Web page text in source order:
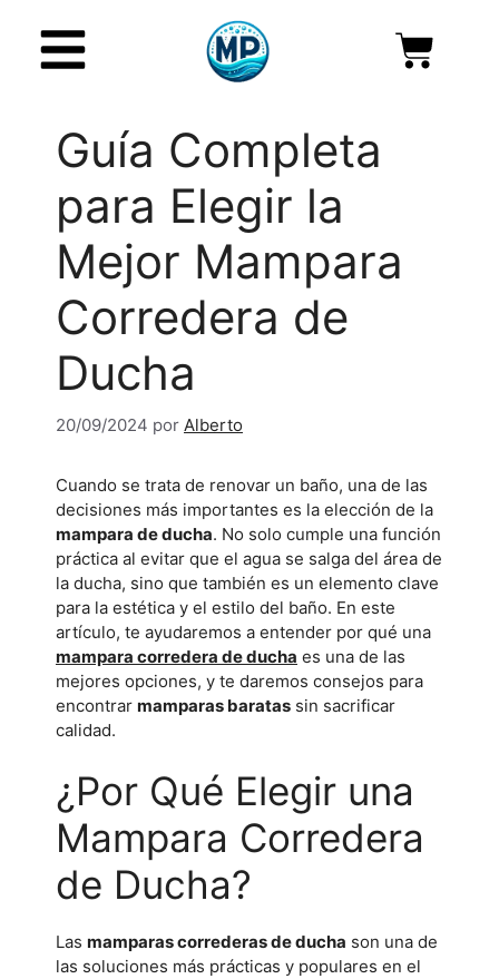
Guía Completa
para Elegir la
Mejor Mampara
Corredera de
Ducha
20/09/2024 por Alberto
Cuando se trata de renovar un baño, una de las
decisiones más importantes es la elección de la
mampara de ducha. No solo cumple una función
práctica al evitar que el agua se salga del área de
la ducha, sino que también es un elemento clave
para la estética y el estilo del baño. En este
artículo, te ayudaremos a entender por qué una
mampara corredera de ducha es una de las
mejores opciones, y te daremos consejos para
encontrar mamparas baratas sin sacrificar
calidad.
¿Por Qué Elegir una
Mampara Corredera
de Ducha?
Las mamparas correderas de ducha son una de
las soluciones más prácticas y populares en el